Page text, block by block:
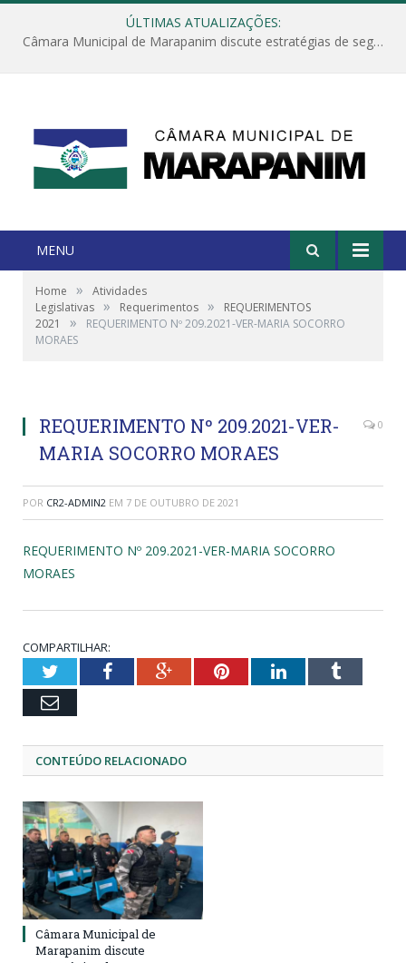
ÚLTIMAS ATUALIZAÇÕES:
Câmara Municipal de Marapanim discute estratégias de segurança com autoridades e poder executivo
MENU
Home »
Atividades
Legislativas » Requerimentos »
REQUERIMENTOS
2021
»
REQUERIMENTO Nº 209.2021-VER-MARIA SOCORRO
MORAES
REQUERIMENTO Nº 209.2021-VER-
MARIA SOCORRO MORAES
0
POR CR2-ADMIN2 EM 7 DE OUTUBRO DE 2021
REQUERIMENTO Nº 209.2021-VER-MARIA SOCORRO
MORAES
COMPARTILHAR:
TwitterFacebookGoogle+PinterestLinkedInTumblr
Email
CONTEÚDO RELACIONADO
Câmara Municipal de
Marapanim discute